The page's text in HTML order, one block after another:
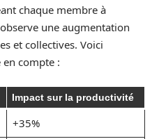
chaque membre à
une augmentation
et collectives. Voici
compte :
Impact sur la productivité
+35%